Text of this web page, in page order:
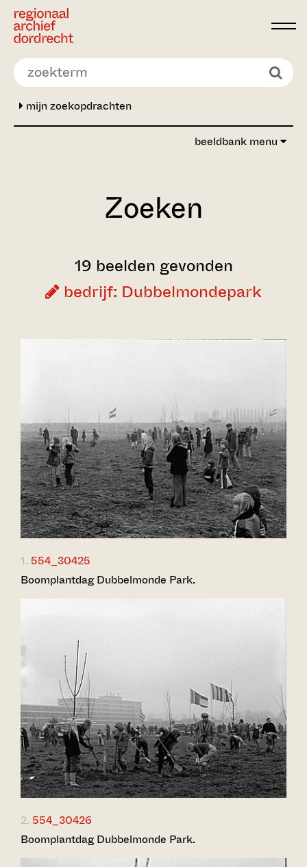
Ga direct naar de inhoud
mijn zoekopdrachten
beeldbank menu
Zoeken
19 beelden gevonden
bedrijf: Dubbelmondepark
1. 554_30425
Boomplantdag Dubbelmonde Park.
2. 554_30426
Boomplantdag Dubbelmonde Park.